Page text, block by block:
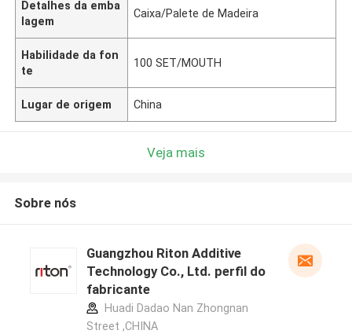
Detalhes da emba
lagem
Caixa/Palete de Madeira
Habilidade da fon
te
100 SET/MOUTH
Lugar de origem China
Veja mais
Sobre nós
Guangzhou Riton Additive
Technology Co., Ltd. perfil do
fabricante
Huadi Dadao Nan Zhongnan
Street ,CHINA